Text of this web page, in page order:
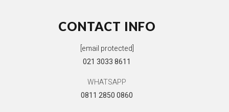
CONTACT INFO
[email protected]
021 3033 8611
WHATSAPP
0811 2850 0860